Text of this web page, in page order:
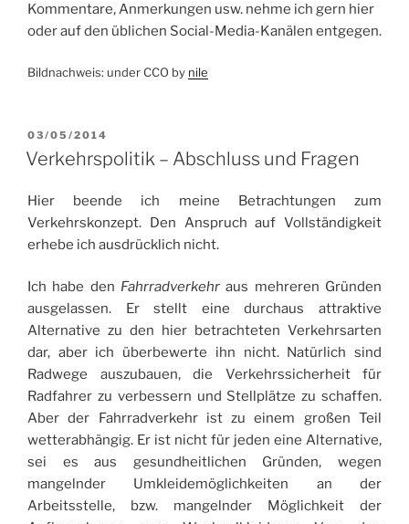
Kommentare, Anmerkungen usw. nehme ich gern hier
oder auf den üblichen Social-Media-Kanälen entgegen.
Bildnachweis: under CCO by nile
VERÖFFENTLICHT
AM
03/05/2014
Verkehrspolitik – Abschluss und Fragen
Hier beende ich meine Betrachtungen zum
Verkehrskonzept. Den Anspruch auf Vollständigkeit
erhebe ich ausdrücklich nicht.
Ich habe den Fahrradverkehraus mehreren Gründen
ausgelassen. Er stellt eine durchaus attraktive
Alternative zu den hier betrachteten Verkehrsarten
dar, aber ich überbewerte ihn nicht. Natürlich sind
Radwege auszubauen, die Verkehrssicherheit für
Radfahrer zu verbessern und Stellplätze zu schaffen.
Aber der Fahrradverkehr ist zu einem großen Teil
wetterabhängig. Er ist nicht für jeden eine Alternative,
sei es aus gesundheitlichen Gründen, wegen
mangelnder Umkleidemöglichkeiten an der
Arbeitsstelle, bzw. mangelnder Möglichkeit der